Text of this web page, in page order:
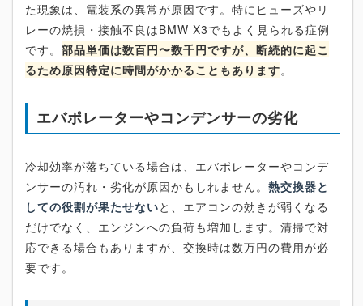
た現象は、電装系の異常が原因です。特にヒューズやリ
レーの焼損・接触不良はBMW X3でもよく見られる症例
です。 部品単価は数百円〜数千円ですが、断続的に起こ
るため原因特定に時間がかかることもあります。
エバポレーターやコンデンサーの劣化
冷却効率が落ちている場合は、エバポレーターやコンデ
ンサーの汚れ・劣化が原因かもしれません。 熱交換器と
しての役割が果たせないと、エアコンの効きが弱くなる
だけでなく、エンジンへの負荷も増加します。清掃で対
応できる場合もありますが、交換時は数万円の費用が必
要です。